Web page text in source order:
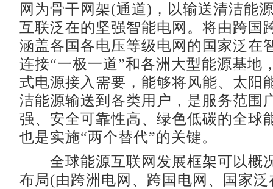
网为骨干网架(通道)，以输送清洁能
互联泛在的坚强智能电网。将由跨国
涵盖各国各电压等级电网的国家泛在
连接“一极一道”和各洲大型能源基地
式电源接入需要，能够将风能、太阳
洁能源输送到各类用户，是服务范围
强、安全可靠性高、绿色低碳的全球
也是实施“两个替代”的关键。
全球能源互联网发展框架可以概
布局(由跨洲电网、跨国电网、国家